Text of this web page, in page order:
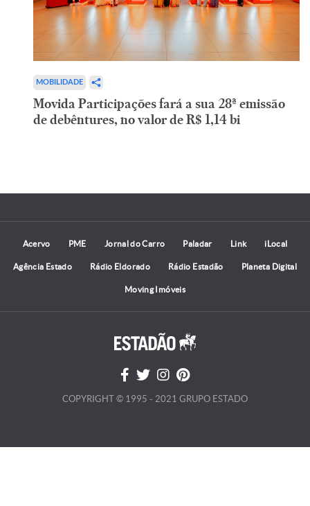
MOBILIDADE
Movida Participações fará a sua 28ª emissão
de debêntures, no valor de R$ 1,14 bi
Acervo PME Jornal do Carro Paladar Link iLocal
Agência Estado Rádio Eldorado Rádio Estadão Planeta Digital
Moving Imóveis
COPYRIGHT © 1995 - 2021 GRUPO ESTADO